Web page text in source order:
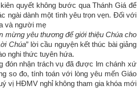
quyết không bước qua Thánh Giá để
ngài dành một tình yêu trọn vẹn. Đối với
và người mẹ
mừng yêu thương để giới thiệu Chúa cho
Chúa” lời cầu nguyện kết thúc bài giảng
nghi thức tuyên hứa.
đón nhận trách vụ đã được lm chánh xứ
so đo, tính toán với lòng yêu mến Giáo
vị HĐMV nghỉ không tham gia khóa mới